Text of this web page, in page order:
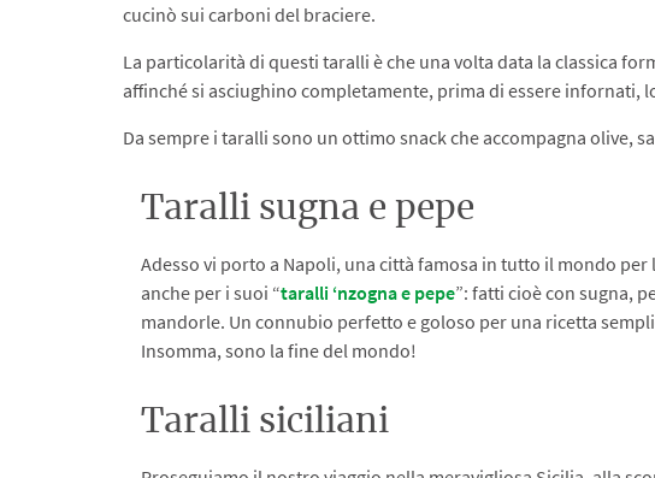
cucinò sui carboni del braciere.
La particolarità di questi taralli è che una volta data la classica
affinché si asciughino completamente, prima di essere infornati,
Da sempre i taralli sono un ottimo snack che accompagna olive,
Taralli sugna e pepe
Adesso vi porto a Napoli, una città famosa in tutto il mondo per
anche per i suoi “taralli ‘nzogna e pepe”: fatti cioè con sugna,
mandorle. Un connubio perfetto e goloso per una ricetta
Insomma, sono la fine del mondo!
Taralli siciliani